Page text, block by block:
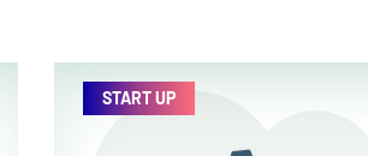
START UP